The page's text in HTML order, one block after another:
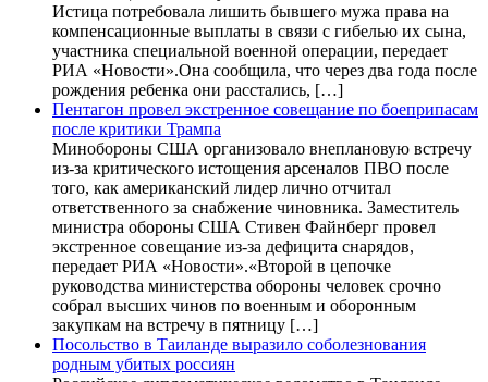
Истица потребовала лишить бывшего мужа права на
компенсационные выплаты в связи с гибелью их сына,
участника специальной военной операции, передает
РИА «Новости».Она сообщила, что через два года после
рождения ребенка они расстались, […]
Пентагон провел экстренное совещание по боеприпасам
после критики Трампа
Минобороны США организовало внеплановую встречу
из-за критического истощения арсеналов ПВО после
того, как американский лидер лично отчитал
ответственного за снабжение чиновника. Заместитель
министра обороны США Стивен Файнберг провел
экстренное совещание из-за дефицита снарядов,
передает РИА «Новости».«Второй в цепочке
руководства министерства обороны человек срочно
собрал высших чинов по военным и оборонным
закупкам на встречу в пятницу […]
Посольство в Таиланде выразило соболезнования
родным убитых россиян